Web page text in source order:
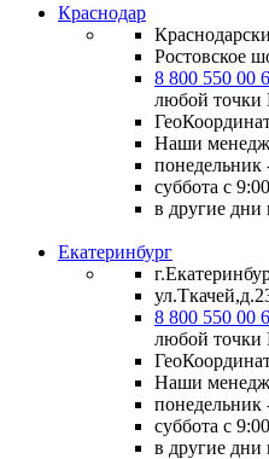
Краснодар
Ростовское
8 800 550 00
любой точки
Наши
понедельник
суббота с
в другие дни
Екатеринбург
8 800 550 00
любой точки
Наши
понедельник
суббота с
в другие дни